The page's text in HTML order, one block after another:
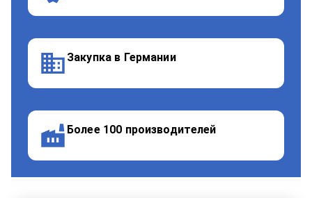
Закупка в Германии
Более 100 производителей